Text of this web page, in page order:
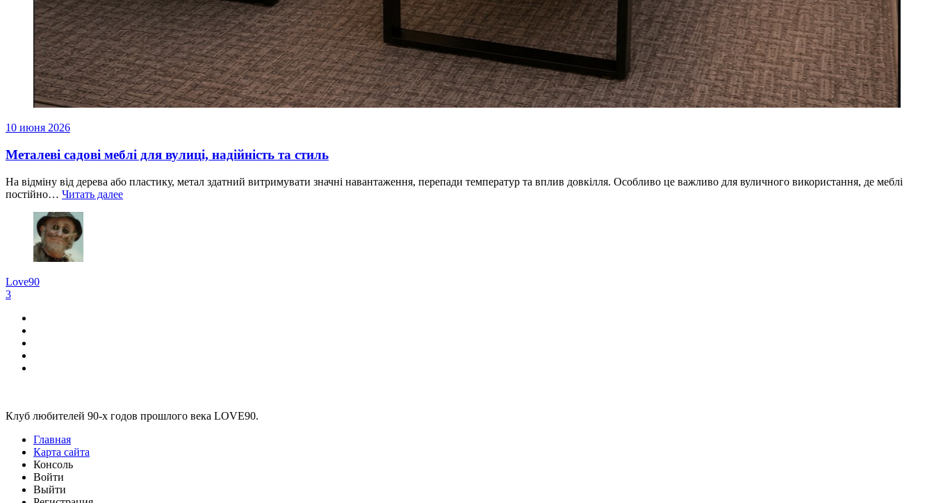
10 июня 2026
Металеві садові меблі для вулиці, надійність та стиль
На відміну від дерева або пластику, метал здатний витримувати значні навантаження, перепади температур та вплив довкілля. Особливо це важливо для вуличного використання, де меблі
постійно… Читать далее
Love90
3
Клуб любителей 90-х годов прошлого века LOVE90.
Главная
Карта сайта
Консоль
Войти
Выйти